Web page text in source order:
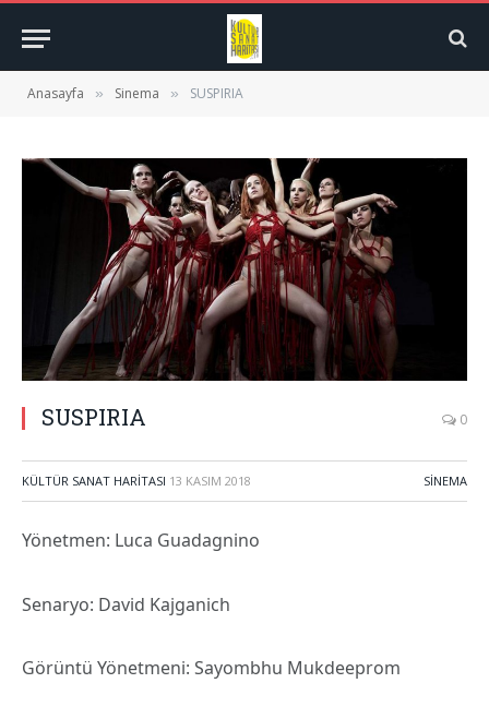
Anasayfa » Sinema » SUSPIRIA
SUSPIRIA 0
KÜLTÜR SANAT HARITASI 13 KASIM 2018 SINEMA
Yönetmen: Luca Guadagnino
Senaryo: David Kajganich
Görüntü Yönetmeni: Sayombhu Mukdeeprom